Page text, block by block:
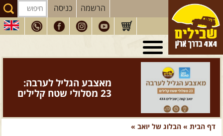
הרשמה כניסה
טיולי 4X4
בארץ
מסעות בעולם
טיוליםלרכב פנאי
הדרכותנהיגה
המדריכיםשלנו
מאצבע הגליל לערבה:
23 מסלולי שטח קלילים
דף הבית » הבלוג של יואב »